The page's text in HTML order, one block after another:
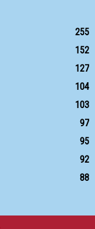
255
152
127
104
103
97
95
92
88